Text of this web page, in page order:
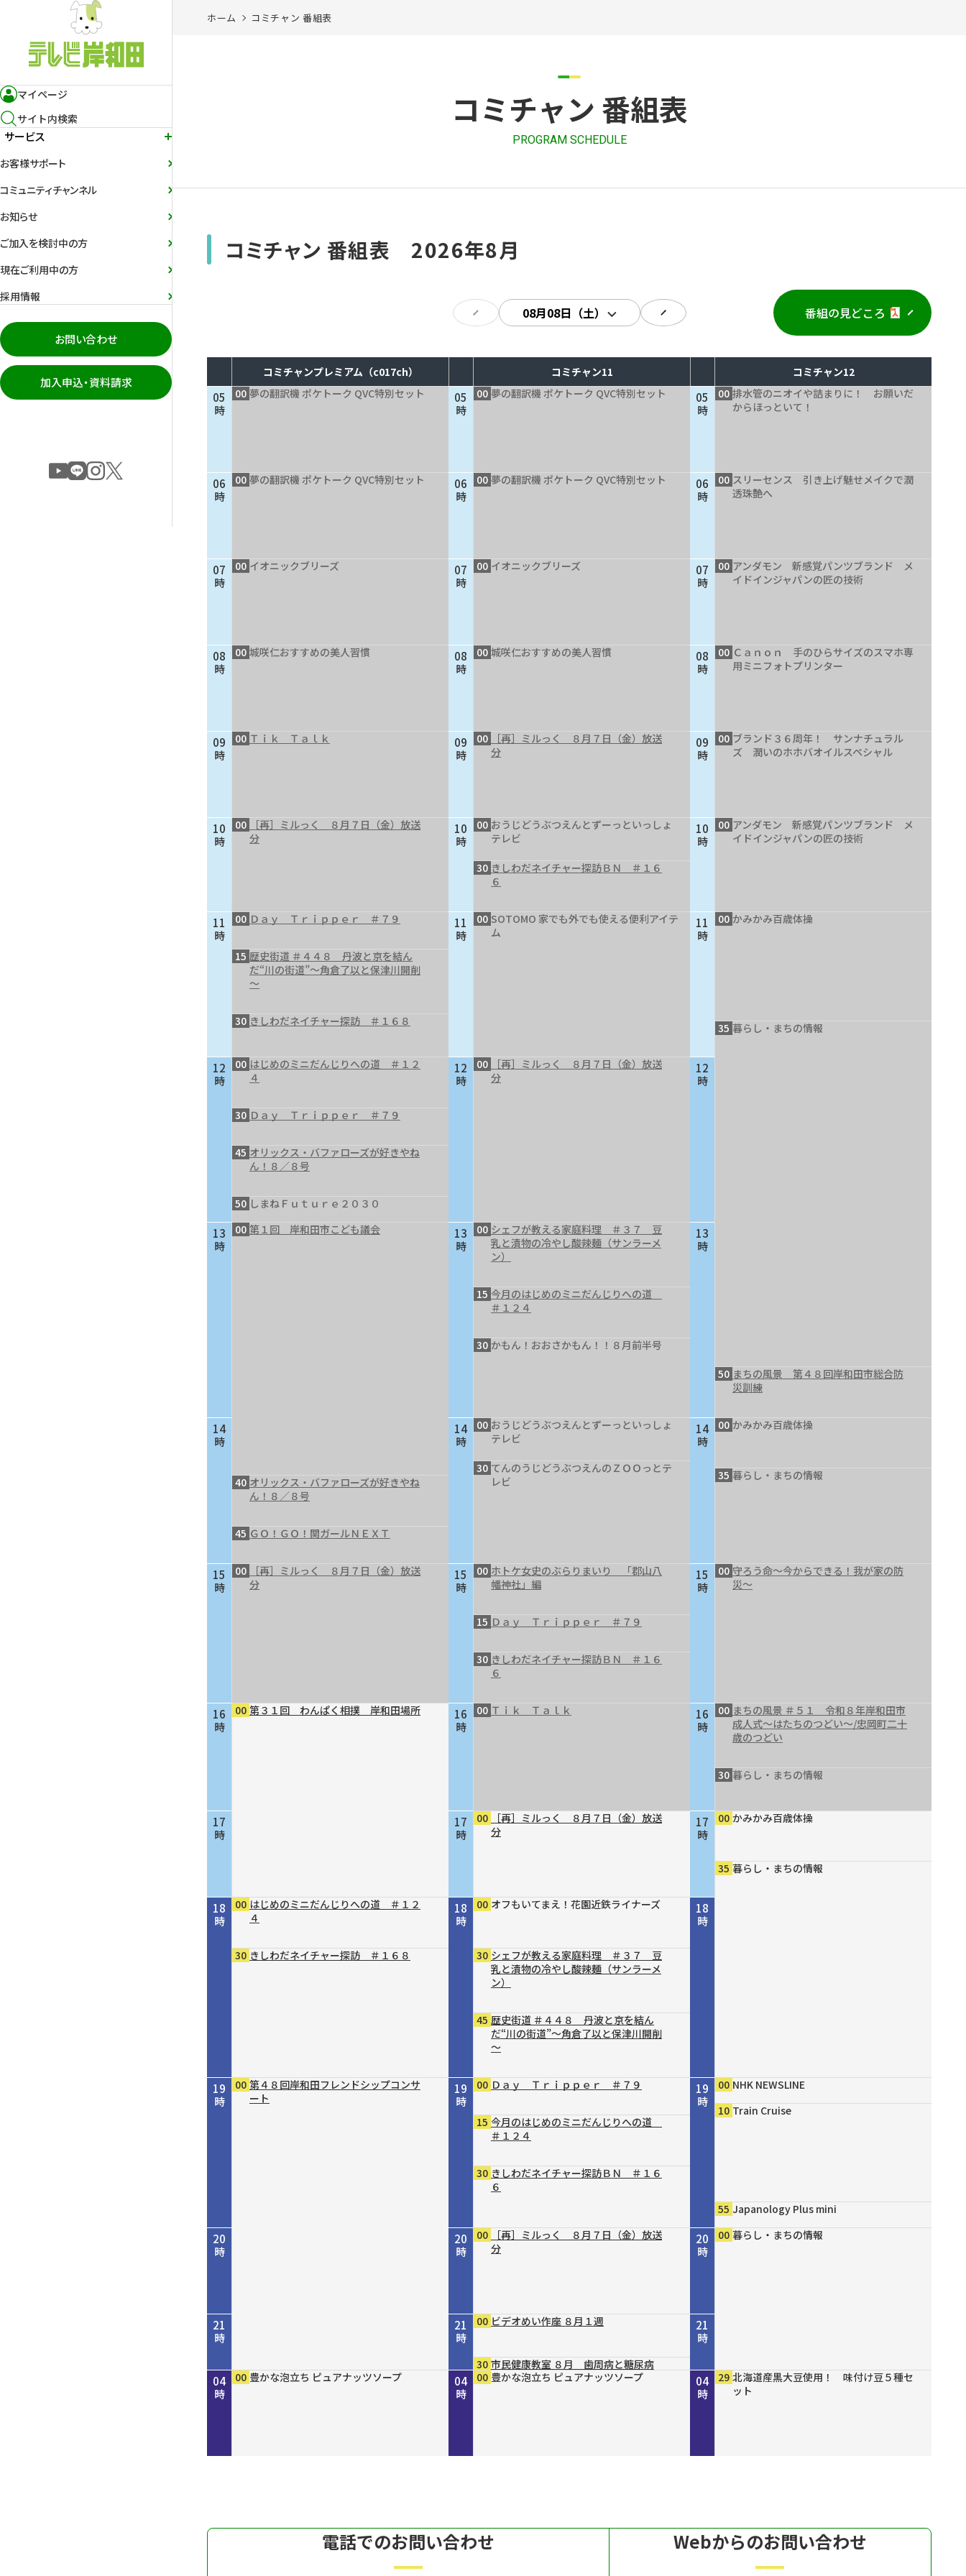
マイページ
サイト内検索
サービス
お客様サポート
コミュニティチャンネル
お知らせ
ご加入を検討中の方
現在ご利用中の方
採用情報
お問い合わせ
加入申込・資料請求
ホーム コミチャン 番組表
コミチャン 番組表
PROGRAM SCHEDULE
コミチャン 番組表 2026年8月
番組の見どころ
コミチャンプレミアム（c017ch） コミチャン11 コミチャン12
05
時
06
時
07
時
08
時
09
時
10
時
11
時
12
時
13
時
14
時
15
時
16
時
17
時
18
時
19
時
20
時
21
時
22
時
23
時
00
時
01
時
02
時
03
時
04
時
00 夢の翻訳機 ポケトーク QVC特別セット
00 夢の翻訳機 ポケトーク QVC特別セット
00 イオニックブリーズ
00 城咲仁おすすめの美人習慣
00 Ｔｉｋ Ｔａｌｋ
00
［再］ミルっく ８月７日（金）放送
分
00 Ｄａｙ Ｔｒｉｐｐｅｒ ＃７９
15 歴史街道 ＃４４８ 丹波と京を結ん
だ“川の街道”～角倉了以と保津川開削
～
30 きしわだネイチャー探訪 ＃１６８
00 はじめのミニだんじりへの道 ＃１２
４
30 Ｄａｙ Ｔｒｉｐｐｅｒ ＃７９
45 オリックス・バファローズが好きやね
ん！８／８号
50 しまねＦｕｔｕｒｅ２０３０
00 第１回 岸和田市こども議会
40 オリックス・バファローズが好きやね
ん！８／８号
45 ＧＯ！ＧＯ！関ガールＮＥＸＴ
00
［再］ミルっく ８月７日（金）放送
分
00 第３１回 わんぱく相撲 岸和田場所
00 はじめのミニだんじりへの道 ＃１２
４
30 きしわだネイチャー探訪 ＃１６８
00 第４８回岸和田フレンドシップコンサ
ート
45 歴史街道 ＃４４８ 丹波と京を結ん
00 考えよう「平和」２０２６ “最後の１人
50 しまねＦｕｔｕｒｅ２０３０
00 ［再］ミルっく ８月７日（金）放送
00 ホトケ女史のぶらりまいり 「郡山八
15 歴史街道 ＃４４８ 丹波と京を結ん
30 Ｄａｙ Ｔｒｉｐｐｅｒ ＃７９
45 ＧＯ！ＧＯ！関ガールＮＥＸＴ
00 MAHARA MODERN エスニックファッショ
00 豊かな泡立ち ピュアナッツソープ
00 豊かな泡立ち ピュアナッツソープ
00 豊かな泡立ち ピュアナッツソープ
05
時
06
時
07
時
08
時
09
時
10
時
11
時
12
時
13
時
14
時
15
時
16
時
17
時
18
時
19
時
20
時
21
時
22
時
23
時
00
時
01
時
02
時
03
時
04
時
00 夢の翻訳機 ポケトーク QVC特別セット
00 夢の翻訳機 ポケトーク QVC特別セット
00 イオニックブリーズ
00 城咲仁おすすめの美人習慣
00
［再］ミルっく ８月７日（金）放送
分
00 おうじどうぶつえんとずーっといっしょ
テレビ
30 きしわだネイチャー探訪ＢＮ ＃１６
６
00 SOTOMO 家でも外でも使える便利アイテ
ム
00
［再］ミルっく ８月７日（金）放送
分
00 シェフが教える家庭料理 ＃３７ 豆
乳と漬物の冷やし酸辣麺（サンラーメ
ン）
15 今月のはじめのミニだんじりへの道
＃１２４
30 かもん！おおさかもん！！８月前半号
00 おうじどうぶつえんとずーっといっしょ
テレビ
30 てんのうじどうぶつえんのＺＯＯっとテ
レビ
00 ホトケ女史のぶらりまいり 「郡山八
幡神社」編
15 Ｄａｙ Ｔｒｉｐｐｅｒ ＃７９
30 きしわだネイチャー探訪ＢＮ ＃１６
６
00 Ｔｉｋ Ｔａｌｋ
00
［再］ミルっく ８月７日（金）放送
分
00 オフもいてまえ！花園近鉄ライナーズ
30 シェフが教える家庭料理 ＃３７ 豆
乳と漬物の冷やし酸辣麺（サンラーメ
ン）
45 歴史街道 ＃４４８ 丹波と京を結ん
だ“川の街道”～角倉了以と保津川開削
～
00 Ｄａｙ Ｔｒｉｐｐｅｒ ＃７９
15 今月のはじめのミニだんじりへの道
＃１２４
30 きしわだネイチャー探訪ＢＮ ＃１６
６
00
［再］ミルっく ８月７日（金）放送
分
00 ビデオめい作座 ８月１週
30 市民健康教室 ８月 歯周病と糖尿病
45 倍×テレ
00 ホトケ女史のぶらりまいり 「郡山八
15 歴史街道 ＃４４８ 丹波と京を結ん
30 きしわだネイチャー探訪ＢＮ ＃１６
00 ルナジュメールファッショングッズセー
00 豊かな泡立ち ピュアナッツソープ
00 MAHARA MODERN エスニックファッショ
00 豊かな泡立ち ピュアナッツソープ
00 豊かな泡立ち ピュアナッツソープ
00 豊かな泡立ち ピュアナッツソープ
05
時
06
時
07
時
08
時
09
時
10
時
11
時
12
時
13
時
14
時
15
時
16
時
17
時
18
時
19
時
20
時
21
時
22
時
23
時
00
時
01
時
02
時
03
時
04
時
00 排水管のニオイや詰まりに！ お願いだ
からほっといて！
00 スリーセンス 引き上げ魅せメイクで潤
透珠艶へ
00 アンダモン 新感覚パンツブランド メ
イドインジャパンの匠の技術
00 Ｃａｎｏｎ 手のひらサイズのスマホ専
用ミニフォトプリンター
00 ブランド３６周年！ サンナチュラル
ズ 潤いのホホバオイルスペシャル
00 アンダモン 新感覚パンツブランド メ
イドインジャパンの匠の技術
00 かみかみ百歳体操
35 暮らし・まちの情報
50 まちの風景 第４８回岸和田市総合防
災訓練
00 かみかみ百歳体操
35 暮らし・まちの情報
00 守ろう命～今からできる！我が家の防
災～
00 まちの風景 ＃５１ 令和８年岸和田市
成人式～はたちのつどい～/忠岡町二十
歳のつどい
30 暮らし・まちの情報
00 かみかみ百歳体操
35 暮らし・まちの情報
00 NHK NEWSLINE
10 Train Cruise
55 Japanology Plus mini
00 暮らし・まちの情報
00 NHK NEWSLINE
10 NHK WORLD-JAPAN Special program
00 守ろう命プラス～今からできる！我が家
の防災～
30 災害に備える～地震編～
00 ショップスターバリュー チェンジ 美
白の日スペシャル
00 緊急開催！ 真夏の大特価市モズ
00 有機クコピューレ１００％！ オーガニ
ックゴジベリージュース
00 ブレスエアー ベストフィットピロー
２ 通気性抜群で背中までサポート
00 備長炭仕上げ こだわりのやきとり缶詰
29 北海道産黒大豆使用！ 味付け豆５種セ
ット
電話でのお問い合わせ Webからのお問い合わせ